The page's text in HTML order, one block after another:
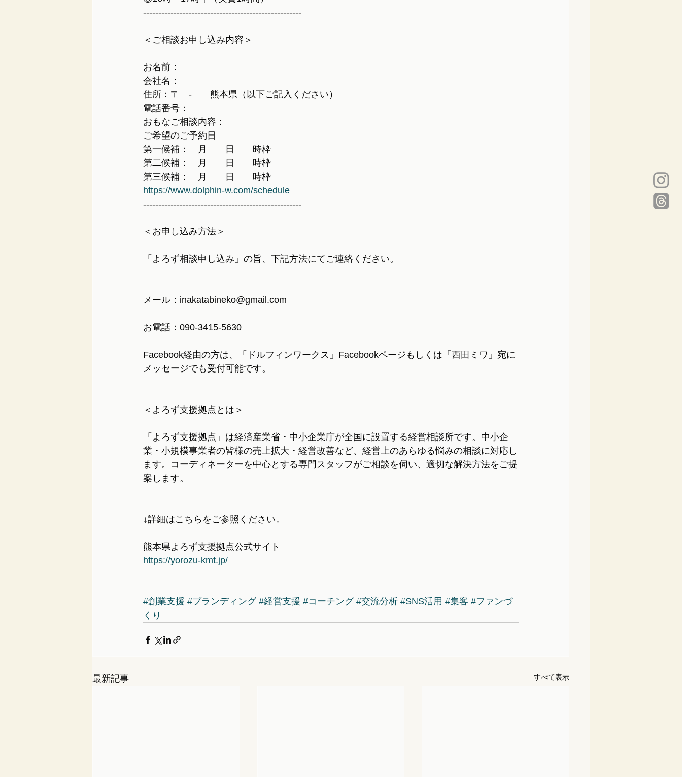
----------------------------------------------------
＜ご相談お申し込み内容＞
お名前：
会社名：
住所：〒　-　　熊本県（以下ご記入ください）
電話番号：
おもなご相談内容：
ご希望のご予約日
第一候補：　月　　日　　時枠
第二候補：　月　　日　　時枠
第三候補：　月　　日　　時枠
https://www.dolphin-w.com/schedule
----------------------------------------------------
＜お申し込み方法＞
「よろず相談申し込み」の旨、下記方法にてご連絡ください。
メール：inakatabineko@gmail.com
お電話：090-3415-5630
Facebook経由の方は、「ドルフィンワークス」Facebookページもしくは「西田ミワ」宛に
メッセージでも受付可能です。
＜よろず支援拠点とは＞
「よろず支援拠点」は経済産業省・中小企業庁が全国に設置する経営相談所です。中小企
業・小規模事業者の皆様の売上拡大・経営改善など、経営上のあらゆる悩みの相談に対応し
ます。コーディネーターを中心とする専門スタッフがご相談を伺い、適切な解決方法をご提
案します。
↓詳細はこちらをご参照ください↓
熊本県よろず支援拠点公式サイト
https://yorozu-kmt.jp/
#創業支援 #ブランディング #経営支援 #コーチング #交流分析 #SNS活用 #集客 #ファンづ
くり
最新記事 すべて表示